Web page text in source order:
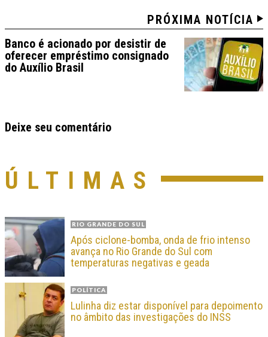
PRÓXIMA NOTÍCIA
Banco é acionado por desistir de
oferecer empréstimo consignado
do Auxílio Brasil
Deixe seu comentário
ÚLTIMAS
RIO GRANDE DO SUL
Após ciclone-bomba, onda de frio intenso
avança no Rio Grande do Sul com
temperaturas negativas e geada
POLÍTICA
Lulinha diz estar disponível para depoimento
no âmbito das investigações do INSS